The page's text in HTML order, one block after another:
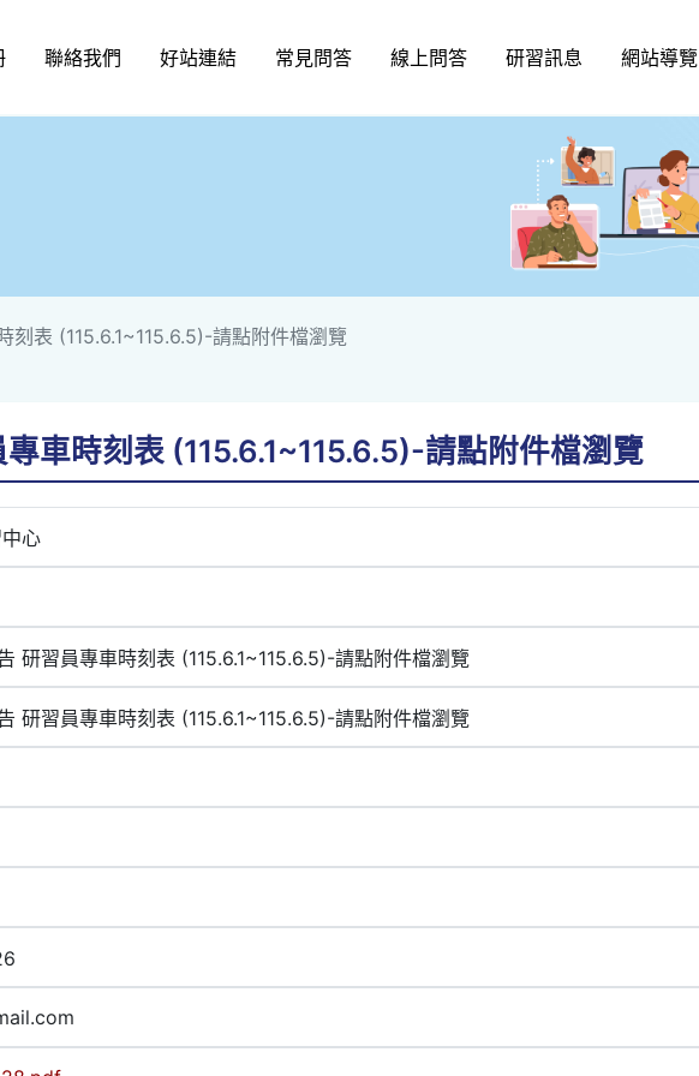
聯絡我們 好站連結 常見問答 線上問答 研習訊息 網站導覽
表 (115.6.1~115.6.5)-請點附件檔瀏覽
車時刻表 (115.6.1~115.6.5)-請點附件檔瀏覽
心
研習員專車時刻表 (115.6.1~115.6.5)-請點附件檔瀏覽
研習員專車時刻表 (115.6.1~115.6.5)-請點附件檔瀏覽